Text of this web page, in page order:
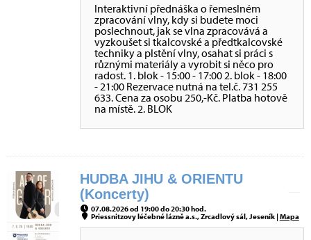
Interaktivní přednáška o řemeslném
zpracování vlny, kdy si budete moci
poslechnout, jak se vlna zpracovává a
vyzkoušet si tkalcovské a předtkalcovské
techniky a plstění vlny, osahat si práci s
různými materiály a vyrobit si něco pro
radost. 1. blok - 15:00 - 17:00 2. blok - 18:00
- 21:00 Rezervace nutná na tel.č. 731 255
633. Cena za osobu 250,-Kč. Platba hotově
na místě. 2. BLOK
HUDBA JIHU & ORIENTU
(Koncerty)
07.08.2026 od 19:00 do 20:30 hod.
Priessnitzovy léčebné lázně a.s., Zrcadlový sál, Jeseník |Mapa